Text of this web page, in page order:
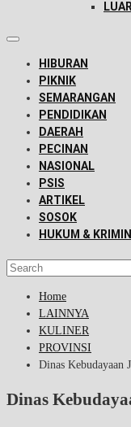
HIBURAN
PIKNIK
SEMARANGAN
PENDIDIKAN
DAERAH
PECINAN
NASIONAL
PSIS
ARTIKEL
SOSOK
HUKUM &
Home
LAINNYA
KULINER
PROVINSI
Dinas Kebudayaan
Dinas